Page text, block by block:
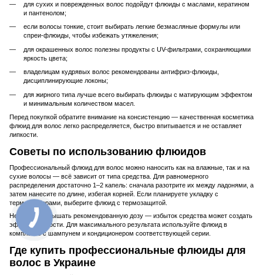
для сухих и поврежденных волос подойдут флюиды с маслами, кератином
и пантенолом;
если волосы тонкие, стоит выбирать легкие безмасляные формулы или
спреи-флюиды, чтобы избежать утяжеления;
для окрашенных волос полезны продукты с UV-фильтрами, сохраняющими
яркость цвета;
владелицам кудрявых волос рекомендованы антифриз-флюиды,
дисциплинирующие локоны;
для жирного типа лучше всего выбирать флюиды с матирующим эффектом
и минимальным количеством масел.
Перед покупкой обратите внимание на консистенцию — качественная косметика
флюид для волос легко распределяется, быстро впитывается и не оставляет
липкости.
Советы по использованию флюидов
Профессиональный флюид для волос можно наносить как на влажные, так и на
сухие волосы — всё зависит от типа средства. Для равномерного
распределения достаточно 1–2 капель: сначала разотрите их между ладонями, а
затем нанесите по длине, избегая корней. Если планируете укладку с
термоприборами, выберите флюид с термозащитой.
Не стоит превышать рекомендованную дозу — избыток средства может создать
эффект жирности. Для максимального результата используйте флюид в
комплексе с шампунем и кондиционером соответствующей серии.
Где купить профессиональные флюиды для
волос в Украине